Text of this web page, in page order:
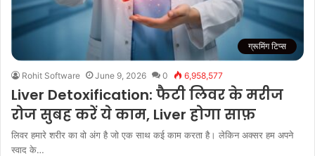
ग्रूमिंग टिप्स
Rohit Software June 9, 2026 0 6,958,577
Liver Detoxification: फैटी लिवर के मरीज
रोज सुबह करें ये काम, Liver होगा साफ़
लिवर हमारे शरीर का वो अंग है जो एक साथ कई काम करता है। लेकिन अक्सर हम अपने
स्वाद के…